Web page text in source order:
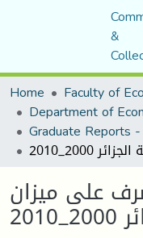
&
Home
Department of
على ميزان